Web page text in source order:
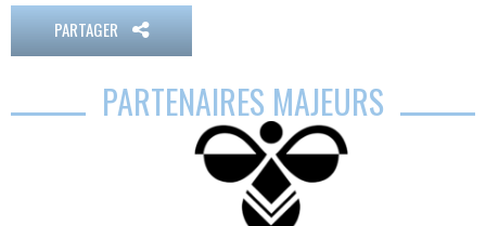
PARTAGER
PARTENAIRES MAJEURS